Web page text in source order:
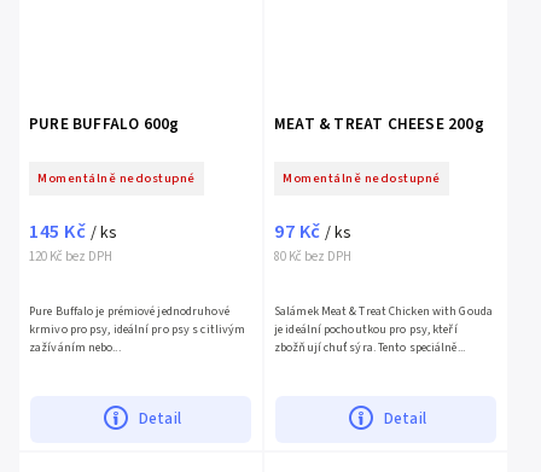
PURE BUFFALO 600g
Momentálně nedostupné
120 Kč bez DPH
145 Kč / ks
Detail
Pure Buffalo je prémiové jednodruhové
krmivo pro psy, ideální pro psy s citlivým
zažíváním nebo...
MEAT & TREAT CHEESE 200g
Momentálně nedostupné
80 Kč bez DPH
97 Kč / ks
Detail
Salámek Meat & Treat Chicken with Gouda
je ideální pochoutkou pro psy, kteří
zbožňují chuť sýra. Tento speciálně...